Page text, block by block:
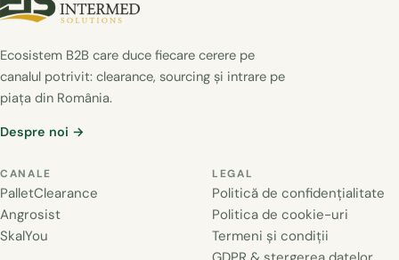
Ecosistem B2B care duce fiecare cerere pe
canalul potrivit: clearance, sourcing și intrare pe
piața din România.
Despre noi →
CANALE
PalletClearance
Angrosist
SkalYou
LEGAL
Politică de confidențialitate
Politica de cookie-uri
Termeni și condiții